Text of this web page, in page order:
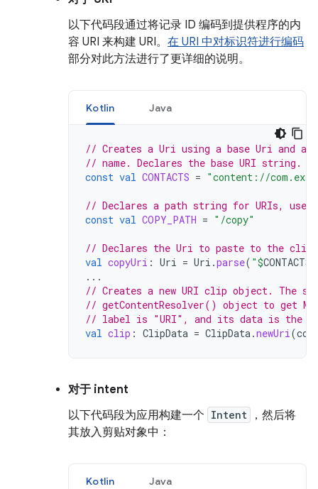
以下代码段通过将记录 ID 编码到提供程序的内
容 URI 来构建 URI。 在 URI 中对标识符进行编码
部分对此方法进行了更详细的说明。
Kotlin Java
// Creates a Uri using a base Uri and a
// name. Declares the base URI string.
const val CONTACTS = "content://
// Declares a path string for URIs, used
const val COPY_PATH = "/copy"
// Declares the Uri to paste to the
val copyUri : Uri = Uri .parse( "$CONTACTS
...
// Creates a new URI clip object. The
// getContentResolver() object to get
// label is "URI", and its data is the
val clip : ClipData = ClipData.newUri(
对于 intent
以下代码段为应用构建一个 Intent
，然后将
其放入剪贴对象中：
Kotlin Java